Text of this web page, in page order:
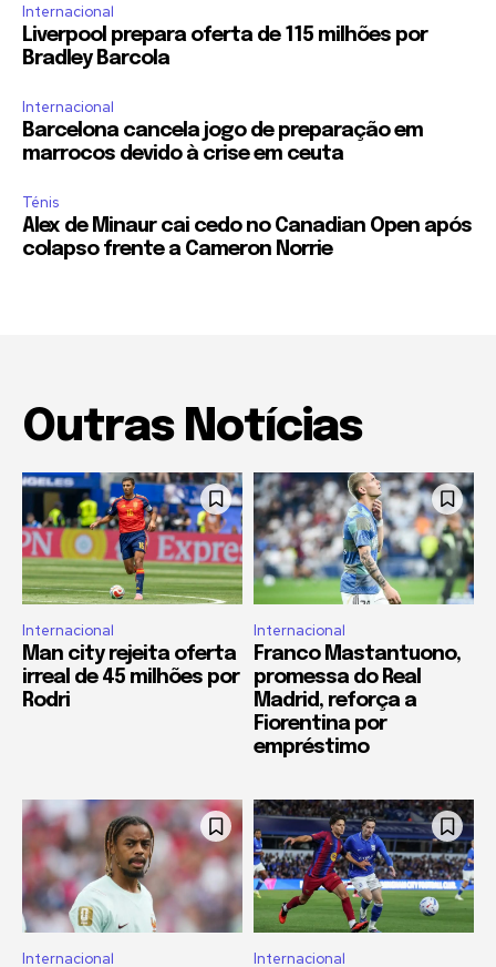
Internacional
Liverpool prepara oferta de 115 milhões por
Bradley Barcola
Internacional
Barcelona cancela jogo de preparação em
marrocos devido à crise em ceuta
Ténis
Alex de Minaur cai cedo no Canadian Open após
colapso frente a Cameron Norrie
Outras Notícias
Internacional
Man city rejeita oferta
irreal de 45 milhões por
Rodri
Internacional
Franco Mastantuono,
promessa do Real
Madrid, reforça a
Fiorentina por
empréstimo
Internacional Internacional